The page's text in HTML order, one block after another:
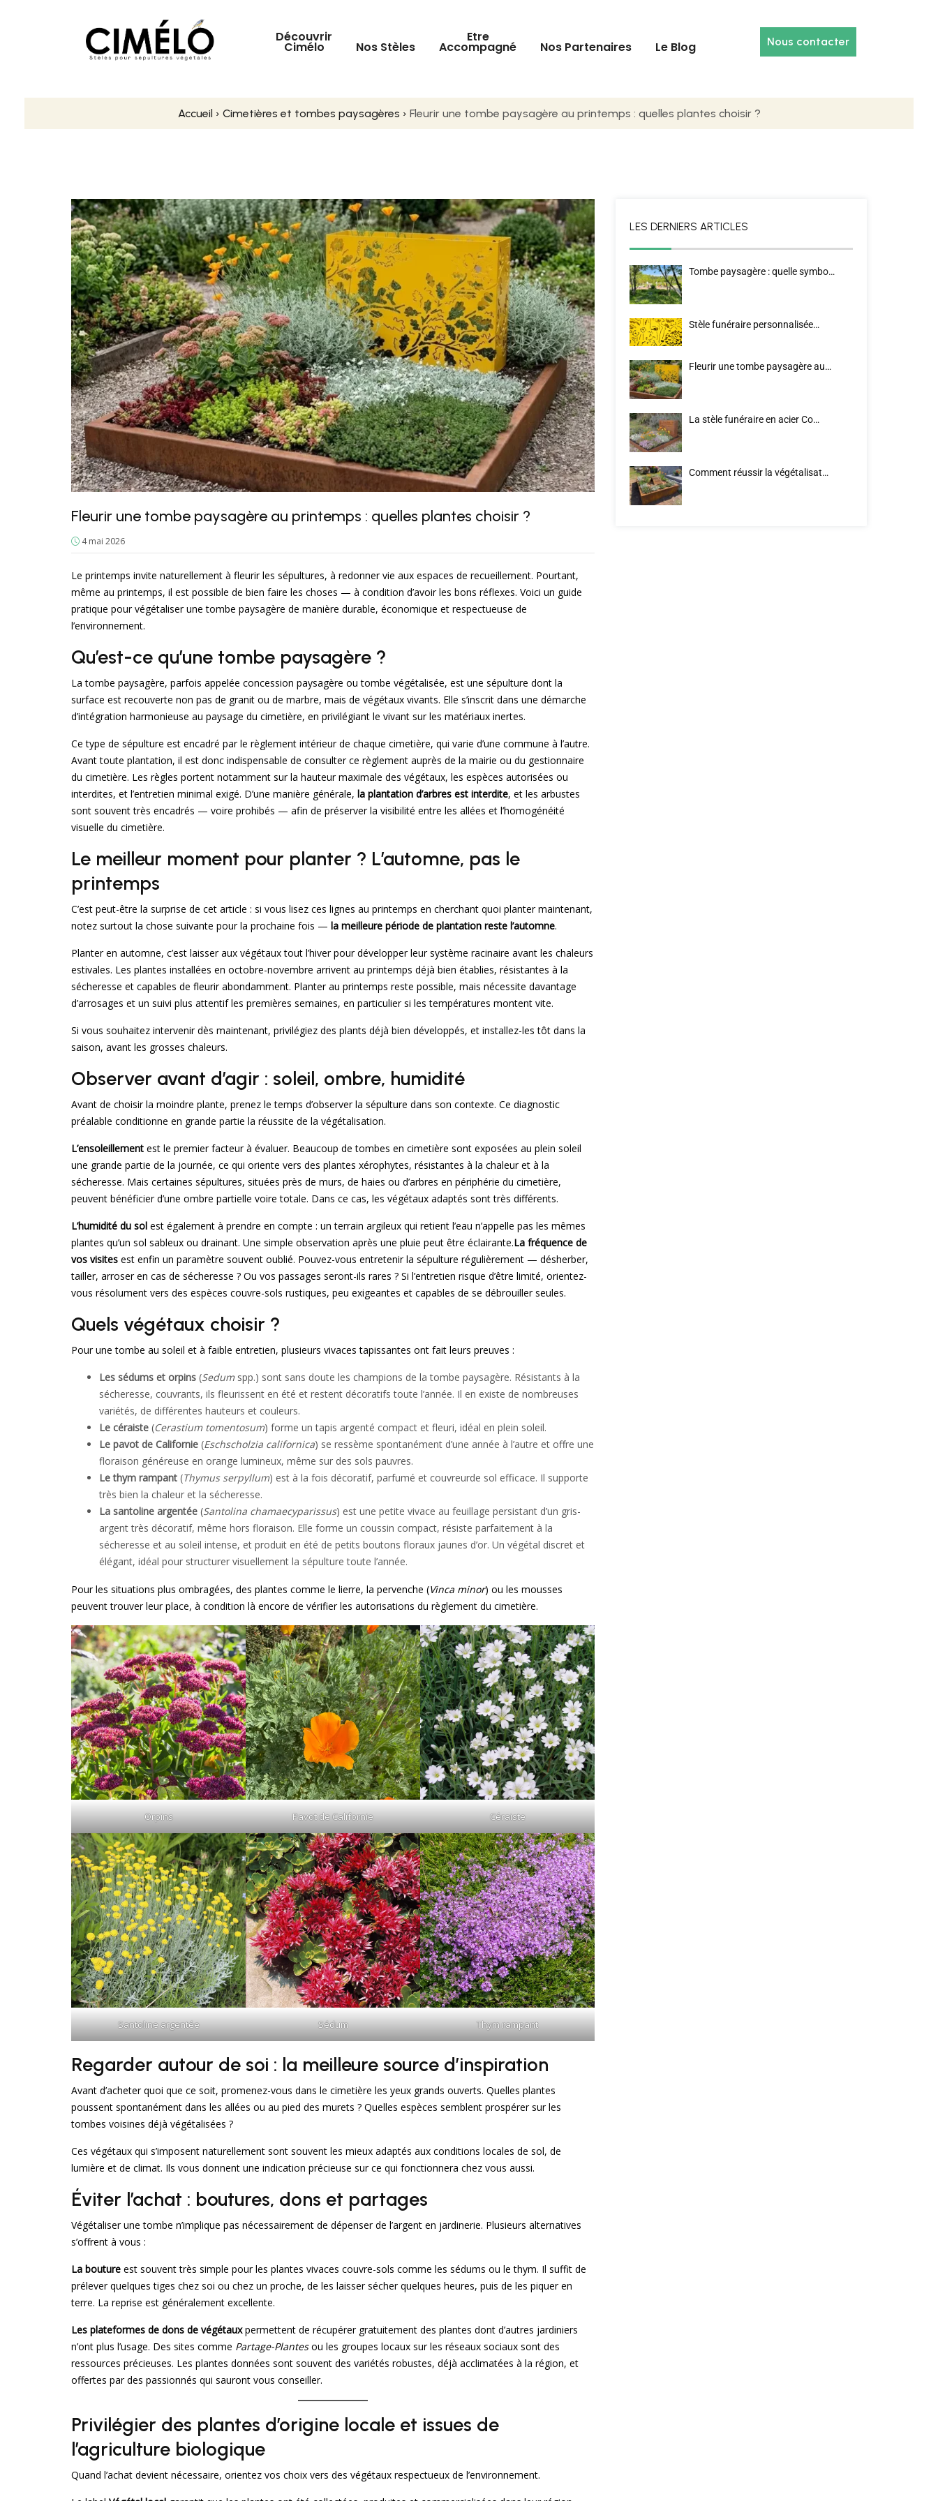
Découvrir
Cimélo Nos Stèles
Etre
Accompagné Nos Partenaires Le Blog Nous contacter
Accueil › Cimetières et tombes paysagères › Fleurir une tombe paysagère au printemps : quelles plantes choisir ?
Fleurir une tombe paysagère au printemps : quelles plantes choisir ?
4 mai 2026
Le printemps invite naturellement à fleurir les sépultures, à redonner vie aux espaces de recueillement. Pourtant,
même au printemps, il est possible de bien faire les choses — à condition d’avoir les bons réflexes. Voici un guide
pratique pour végétaliser une tombe paysagère de manière durable, économique et respectueuse de
l’environnement.
Qu’est-ce qu’une tombe paysagère ?
La tombe paysagère, parfois appelée concession paysagère ou tombe végétalisée, est une sépulture dont la
surface est recouverte non pas de granit ou de marbre, mais de végétaux vivants. Elle s’inscrit dans une démarche
d’intégration harmonieuse au paysage du cimetière, en privilégiant le vivant sur les matériaux inertes.
Ce type de sépulture est encadré par le règlement intérieur de chaque cimetière, qui varie d’une commune à l’autre.
Avant toute plantation, il est donc indispensable de consulter ce règlement auprès de la mairie ou du gestionnaire
du cimetière. Les règles portent notamment sur la hauteur maximale des végétaux, les espèces autorisées ou
interdites, et l’entretien minimal exigé. D’une manière générale, la plantation d’arbres est interdite, et les arbustes
sont souvent très encadrés — voire prohibés — afin de préserver la visibilité entre les allées et l’homogénéité
visuelle du cimetière.
Le meilleur moment pour planter ? L’automne, pas le
printemps
C’est peut-être la surprise de cet article : si vous lisez ces lignes au printemps en cherchant quoi planter maintenant,
notez surtout la chose suivante pour la prochaine fois — la meilleure période de plantation reste l’automne.
Planter en automne, c’est laisser aux végétaux tout l’hiver pour développer leur système racinaire avant les chaleurs
estivales. Les plantes installées en octobre-novembre arrivent au printemps déjà bien établies, résistantes à la
sécheresse et capables de fleurir abondamment. Planter au printemps reste possible, mais nécessite davantage
d’arrosages et un suivi plus attentif les premières semaines, en particulier si les températures montent vite.
Si vous souhaitez intervenir dès maintenant, privilégiez des plants déjà bien développés, et installez-les tôt dans la
saison, avant les grosses chaleurs.
Observer avant d’agir : soleil, ombre, humidité
Avant de choisir la moindre plante, prenez le temps d’observer la sépulture dans son contexte. Ce diagnostic
préalable conditionne en grande partie la réussite de la végétalisation.
L’ensoleillement est le premier facteur à évaluer. Beaucoup de tombes en cimetière sont exposées au plein soleil
une grande partie de la journée, ce qui oriente vers des plantes xérophytes, résistantes à la chaleur et à la
sécheresse. Mais certaines sépultures, situées près de murs, de haies ou d’arbres en périphérie du cimetière,
peuvent bénéficier d’une ombre partielle voire totale. Dans ce cas, les végétaux adaptés sont très différents.
L’humidité du sol est également à prendre en compte : un terrain argileux qui retient l’eau n’appelle pas les mêmes
plantes qu’un sol sableux ou drainant. Une simple observation après une pluie peut être éclairante.La fréquence de
vos visites est enfin un paramètre souvent oublié. Pouvez-vous entretenir la sépulture régulièrement — désherber,
tailler, arroser en cas de sécheresse ? Ou vos passages seront-ils rares ? Si l’entretien risque d’être limité, orientez-
vous résolument vers des espèces couvre-sols rustiques, peu exigeantes et capables de se débrouiller seules.
Quels végétaux choisir ?
Pour une tombe au soleil et à faible entretien, plusieurs vivaces tapissantes ont fait leurs preuves :
Les sédums et orpins (Sedum spp.) sont sans doute les champions de la tombe paysagère. Résistants à la
sécheresse, couvrants, ils fleurissent en été et restent décoratifs toute l’année. Il en existe de nombreuses
variétés, de différentes hauteurs et couleurs.
Le céraiste (Cerastium tomentosum) forme un tapis argenté compact et fleuri, idéal en plein soleil.
Le pavot de Californie (Eschscholzia californica) se ressème spontanément d’une année à l’autre et offre une
floraison généreuse en orange lumineux, même sur des sols pauvres.
Le thym rampant (Thymus serpyllum) est à la fois décoratif, parfumé et couvreurde sol efficace. Il supporte
très bien la chaleur et la sécheresse.
La santoline argentée (Santolina chamaecyparissus) est une petite vivace au feuillage persistant d’un gris-
argent très décoratif, même hors floraison. Elle forme un coussin compact, résiste parfaitement à la
sécheresse et au soleil intense, et produit en été de petits boutons floraux jaunes d’or. Un végétal discret et
élégant, idéal pour structurer visuellement la sépulture toute l’année.
Pour les situations plus ombragées, des plantes comme le lierre, la pervenche (Vinca minor) ou les mousses
peuvent trouver leur place, à condition là encore de vérifier les autorisations du règlement du cimetière.
Orpins Pavot de Californie Céraiste
Santoline argentée Sédum Thym rampant
Regarder autour de soi : la meilleure source d’inspiration
Avant d’acheter quoi que ce soit, promenez-vous dans le cimetière les yeux grands ouverts. Quelles plantes
poussent spontanément dans les allées ou au pied des murets ? Quelles espèces semblent prospérer sur les
tombes voisines déjà végétalisées ?
Ces végétaux qui s’imposent naturellement sont souvent les mieux adaptés aux conditions locales de sol, de
lumière et de climat. Ils vous donnent une indication précieuse sur ce qui fonctionnera chez vous aussi.
Éviter l’achat : boutures, dons et partages
Végétaliser une tombe n’implique pas nécessairement de dépenser de l’argent en jardinerie. Plusieurs alternatives
s’offrent à vous :
La bouture est souvent très simple pour les plantes vivaces couvre-sols comme les sédums ou le thym. Il suffit de
prélever quelques tiges chez soi ou chez un proche, de les laisser sécher quelques heures, puis de les piquer en
terre. La reprise est généralement excellente.
Les plateformes de dons de végétauxpermettent de récupérer gratuitement des plantes dont d’autres jardiniers
n’ont plus l’usage. Des sites comme Partage-Plantesou les groupes locaux sur les réseaux sociaux sont des
ressources précieuses. Les plantes données sont souvent des variétés robustes, déjà acclimatées à la région, et
offertes par des passionnés qui sauront vous conseiller.
Privilégier des plantes d’origine locale et issues de
l’agriculture biologique
Quand l’achat devient nécessaire, orientez vos choix vers des végétaux respectueux de l’environnement.
LES DERNIERS ARTICLES
Tombe paysagère : quelle symbo…
Stèle funéraire personnalisée…
Fleurir une tombe paysagère au…
La stèle funéraire en acier Co…
Comment réussir la végétalisat…